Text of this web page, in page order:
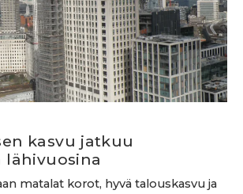
kasvu jatkuu
lähivuosina
matalat korot, hyvä talouskasvu ja